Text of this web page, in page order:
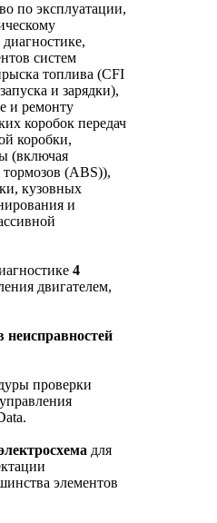
по эксплуатации,
систем
топлива (CFI
и зарядки),
и ремонту
коробок передач
коробки,
(включая
(ABS)),
кузовных
и
4
двигателем,
неисправностей
проверки
для
элементов